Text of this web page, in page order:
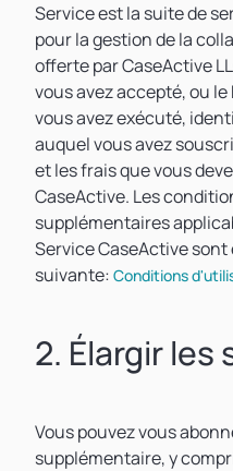
Service est la suite de
pour la gestion de la
offerte par CaseActive
vous avez accepté, ou
vous avez exécuté,
auquel vous avez
et les frais que vous
CaseActive. Les
supplémentaires
Service CaseActive
suivante: Conditions
2. Élargir les
Vous pouvez vous
supplémentaire, y